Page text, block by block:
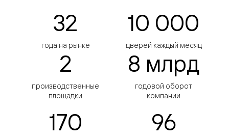
32
года на рынке
10 000
дверей каждый месяц
2
производственные
площадки
8 млрд
годовой оборот
компании
170 96